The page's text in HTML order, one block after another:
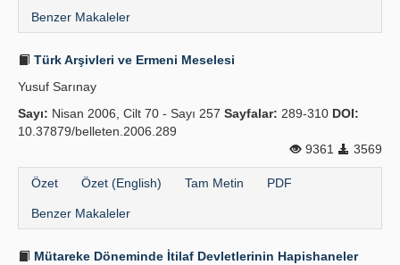
Benzer Makaleler
Türk Arşivleri ve Ermeni Meselesi
Yusuf Sarınay
Sayı: Nisan 2006, Cilt 70 - Sayı 257 Sayfalar: 289-310 DOI:
10.37879/belleten.2006.289
9361
3569
Özet Özet (English) Tam Metin PDF
Benzer Makaleler
Mütareke Döneminde İtilaf Devletlerinin Hapishaneler